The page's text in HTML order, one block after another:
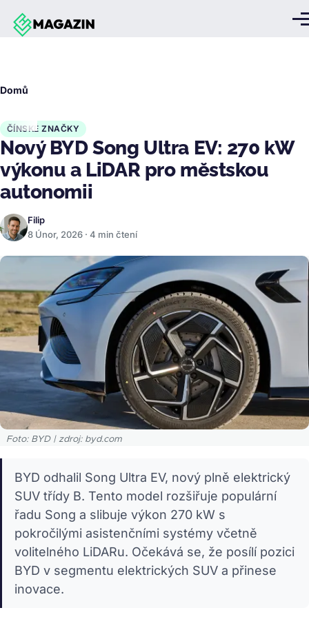
Přejít k hlavnímu obsahu
Domů
ČÍNSKÉ ZNAČKY
Nový BYD Song Ultra EV: 270 kW
výkonu a LiDAR pro městskou
autonomii
Filip
8 Únor, 2026 · 4 min čtení
Foto: BYD | zdroj: byd.com
BYD odhalil Song Ultra EV, nový plně elektrický
SUV třídy B. Tento model rozšiřuje populární
řadu Song a slibuje výkon 270 kW s
pokročilými asistenčními systémy včetně
volitelného LiDARu. Očekává se, že posílí pozici
BYD v segmentu elektrických SUV a přinese
inovace.